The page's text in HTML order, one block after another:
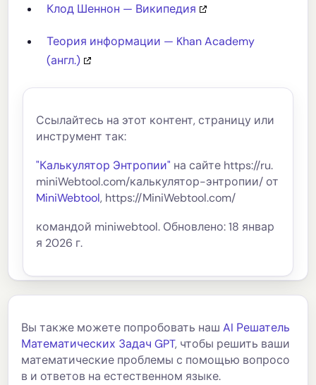
Клод Шеннон — Википедия
Теория информации — Khan Academy
(англ.)
Ссылайтесь на этот контент, страницу или
инструмент так:
"Калькулятор Энтропии" на сайте https://ru.
miniWebtool.com/калькулятор-энтропии/ от
MiniWebtool, https://MiniWebtool.com/
командой miniwebtool. Обновлено: 18 январ
я 2026 г.
Вы также можете попробовать нашAI Решатель
Математических Задач GPT, чтобы решить ваши
математические проблемы с помощью вопросо
в и ответов на естественном языке.